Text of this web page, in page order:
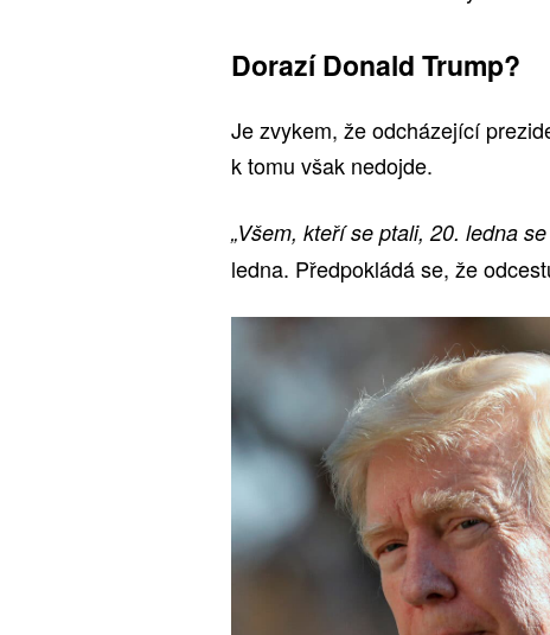
Dorazí Donald Trump?
Je zvykem, že odcházející
k tomu však nedojde.
„Všem, kteří se ptali, 20. ledna
ledna. Předpokládá se, že